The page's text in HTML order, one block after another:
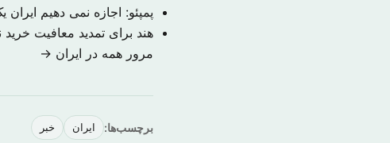
پمپئو: اجازه نمی دهیم
هند برای تمدید معافیت
مرور همه در ایران →
برچسب‌ها: ایران خبر